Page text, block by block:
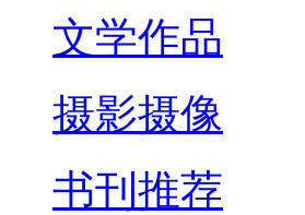
文学作品
摄影摄像
书刊推荐